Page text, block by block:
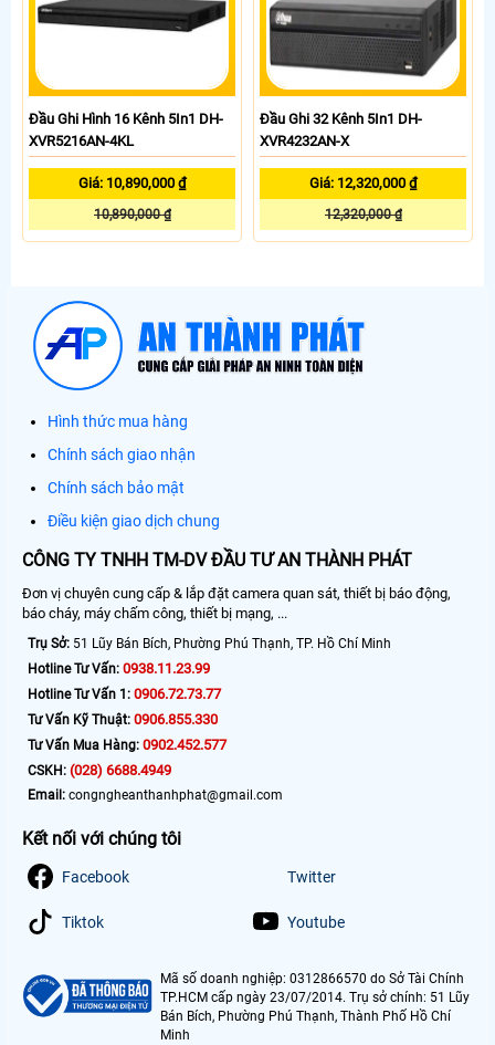
Đầu Ghi Hình 16 Kênh 5In1 DH-
XVR5216AN-4KL
Giá: 10,890,000 ₫
10,890,000 ₫
Đầu Ghi 32 Kênh 5In1 DH-
XVR4232AN-X
Giá: 12,320,000 ₫
12,320,000 ₫
Hình thức mua hàng
Chính sách giao nhận
Chính sách bảo mật
Điều kiện giao dịch chung
CÔNG TY TNHH TM-DV ĐẦU TƯ AN THÀNH PHÁT
Đơn vị chuyên cung cấp & lắp đặt camera quan sát, thiết bị báo động,
báo cháy, máy chấm công, thiết bị mạng, ...
Trụ Sở: 51 Lũy Bán Bích, Phường Phú Thạnh, TP. Hồ Chí Minh
Hotline Tư Vấn: 0938.11.23.99
Hotline Tư Vấn 1: 0906.72.73.77
Tư Vấn Kỹ Thuật: 0906.855.330
Tư Vấn Mua Hàng: 0902.452.577
CSKH: (028) 6688.4949
Email: congngheanthanhphat@gmail.com
Kết nối với chúng tôi
Facebook Twitter
Tiktok Youtube
Mã số doanh nghiệp: 0312866570 do Sở Tài Chính
TP.HCM cấp ngày 23/07/2014. Trụ sở chính: 51 Lũy
Bán Bích, Phường Phú Thạnh, Thành Phố Hồ Chí
Minh